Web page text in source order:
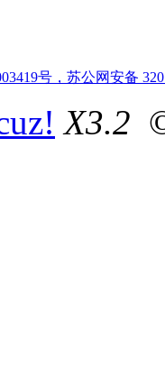
号，苏公网安备
X3.2